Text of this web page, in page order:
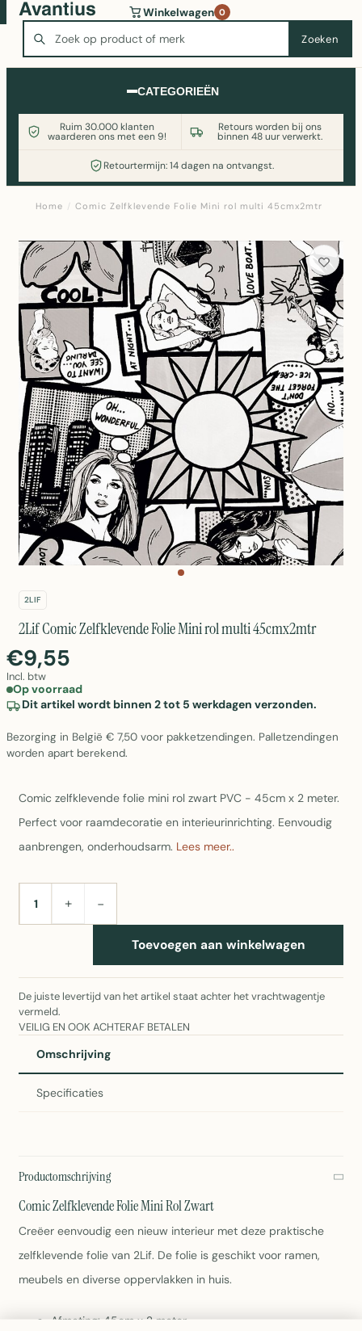
Zoeken
Winkelwagen 0
CATEGORIEËN
Ruim 30.000 klanten
waarderen ons met een 9!
Retours worden bij ons
binnen 48 uur verwerkt.
Retourtermijn: 14 dagen na ontvangst.
Wasmachine of koelkast nodig? Vergelijk alle prijzen op
Witgoedaanbod.nl
Home / Comic Zelfklevende Folie Mini rol multi 45cmx2mtr
2LIF
2Lif Comic Zelfklevende Folie Mini rol multi 45cmx2mtr
€9,55
Incl. btw
Op voorraad
Dit artikel wordt binnen 2 tot 5 werkdagen verzonden.
Bezorging in België € 7,50 voor pakketzendingen. Palletzendingen
worden apart berekend.
Comic zelfklevende folie mini rol zwart PVC - 45cm x 2 meter.
Perfect voor raamdecoratie en interieurinrichting. Eenvoudig
aanbrengen, onderhoudsarm. Lees meer..
AANTAL+ −
Toevoegen aan winkelwagen
De juiste levertijd van het artikel staat achter het vrachtwagentje
vermeld.
VEILIG EN OOK ACHTERAF BETALEN
Omschrijving
Specificaties
Productomschrijving
Comic Zelfklevende Folie Mini Rol Zwart
Creëer eenvoudig een nieuw interieur met deze praktische
zelfklevende folie van 2Lif. De folie is geschikt voor ramen,
meubels en diverse oppervlakken in huis.
Afmeting: 45cm x 2 meter